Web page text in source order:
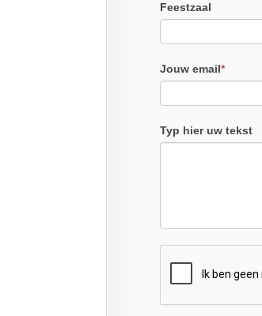
Feestzaal
Jouw email*
Typ hier uw tekst